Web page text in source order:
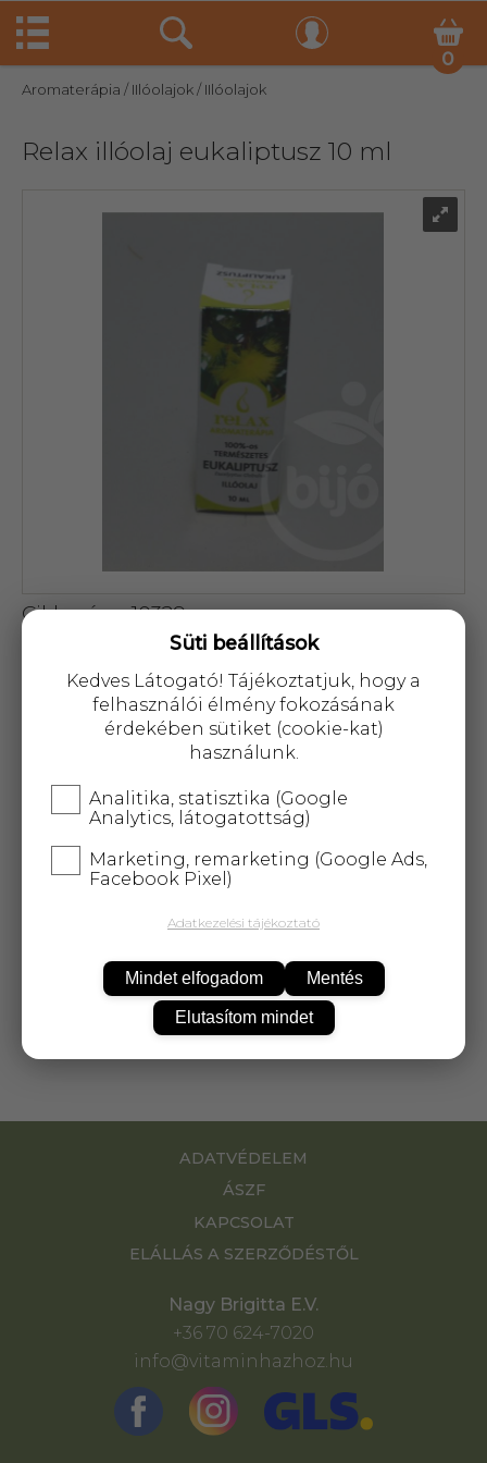
0
Aromaterápia / IIlóolajok/ IIlóolajok
Relax illóolaj eukaliptusz 10 ml
Cikkszám: 10329
KOSÁRBA
25 000 Ft felett 5 kg-igingyenes kiszállítás!
Használatuk aromaterápiás céllal ajánlott.
baktériumölő, tisztító hatásúak és fertőtlenítik a
légutakat, friss illatukkal jobb kedvre
ADATVÉDELEM
ÁSZF
KAPCSOLAT
ELÁLLÁS A SZERZŐDÉSTŐL
Nagy Brigitta E.V.
+36 70 624-7020
info@vitaminhazhoz.hu
Süti beállítások
Kedves Látogató! Tájékoztatjuk, hogy a
felhasználói élmény fokozásának
érdekében sütiket (cookie-kat)
használunk.
Analitika, statisztika (Google
Analytics, látogatottság)
Marketing, remarketing (Google Ads,
Facebook Pixel)
Adatkezelési tájékoztató
Mindet elfogadom Mentés
Elutasítom mindet